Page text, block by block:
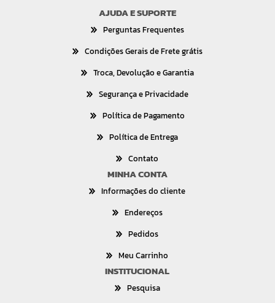
AJUDA E SUPORTE
Perguntas Frequentes
Condições Gerais de Frete grátis
Troca, Devolução e Garantia
Segurança e Privacidade
Política de Pagamento
Política de Entrega
Contato
MINHA CONTA
Informações do cliente
Endereços
Pedidos
Meu Carrinho
INSTITUCIONAL
Pesquisa